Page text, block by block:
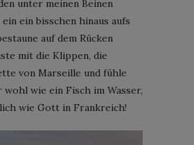
unter meinen Beinen
ein bisschen hinaus aufs
auf dem Rücken
mit die Klippen, die
von Marseille und fühle
wie ein Fisch im Wasser,
wie Gott in Frankreich!